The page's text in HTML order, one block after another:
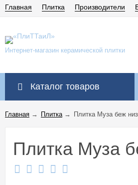
Главная Плитка Производители
Интернет-магазин керамической плитки
Каталог товаров
Главная → Плитка→ Плитка Муза беж
Плитка Муза